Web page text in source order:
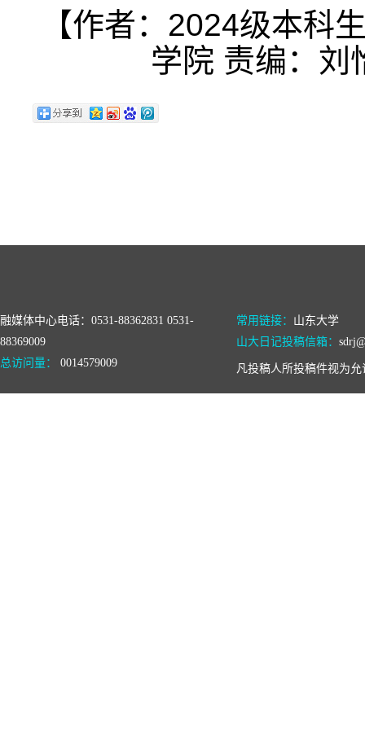
【作者：2024级本科
学院 责编：刘
融媒体中心电话：0531-88362831 0531-
88369009
常用链接： 山东大学
山大日记投稿信箱：
总访问量：
0014579009 凡投稿人所投稿件视为